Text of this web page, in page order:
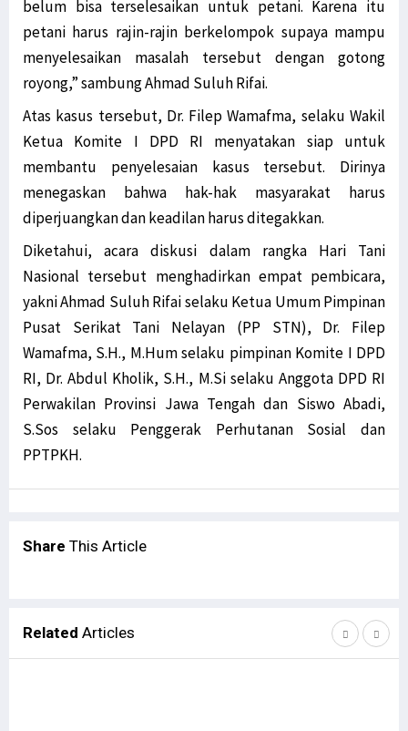
belum bisa terselesaikan untuk petani. Karena itu
petani harus rajin-rajin berkelompok supaya mampu
menyelesaikan masalah tersebut dengan gotong
royong,” sambung Ahmad Suluh Rifai.
Atas kasus tersebut, Dr. Filep Wamafma, selaku Wakil
Ketua Komite I DPD RI menyatakan siap untuk
membantu penyelesaian kasus tersebut. Dirinya
menegaskan bahwa hak-hak masyarakat harus
diperjuangkan dan keadilan harus ditegakkan.
Diketahui, acara diskusi dalam rangka Hari Tani
Nasional tersebut menghadirkan empat pembicara,
yakni Ahmad Suluh Rifai selaku Ketua Umum Pimpinan
Pusat Serikat Tani Nelayan (PP STN), Dr. Filep
Wamafma, S.H., M.Hum selaku pimpinan Komite I DPD
RI, Dr. Abdul Kholik, S.H., M.Si selaku Anggota DPD RI
Perwakilan Provinsi Jawa Tengah dan Siswo Abadi,
S.Sos selaku Penggerak Perhutanan Sosial dan
PPTPKH.
Share This Article
Related Articles